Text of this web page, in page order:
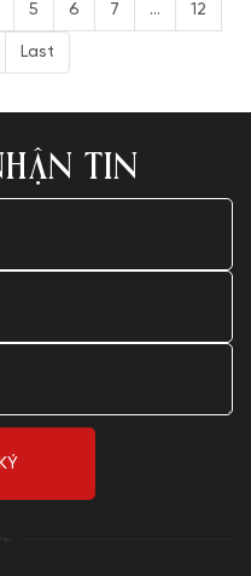
5 6 7 ... 12
Last
TIN